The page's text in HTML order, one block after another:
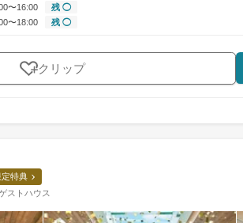
〜16:00
残 ◯
〜18:00 残 ◯
クリップ
特典
ストハウス